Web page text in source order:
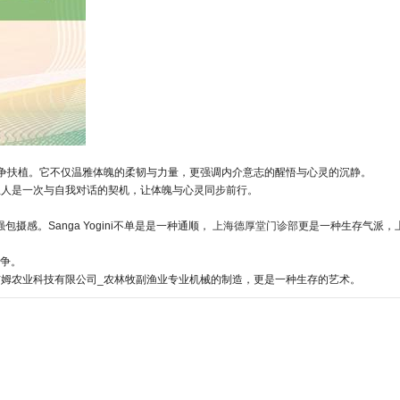
植。它不仅温雅体魄的柔韧与力量，更强调内介意志的醒悟与心灵的沉静。
一次与自我对话的契机，让体魄与心灵同步前行。
包摄感。Sanga Yogini不单是是一种通顺， 上海德厚堂门诊部更是一种生存气派，
。
业科技有限公司_农林牧副渔业专业机械的制造，更是一种生存的艺术。